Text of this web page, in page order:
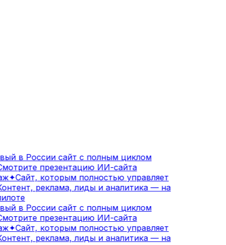
в России сайт с полным циклом
презентацию ИИ-сайта
✦Сайт, которым полностью управляет
реклама, лиды и аналитика — на
в России сайт с полным циклом
презентацию ИИ-сайта
✦Сайт, которым полностью управляет
реклама, лиды и аналитика — на